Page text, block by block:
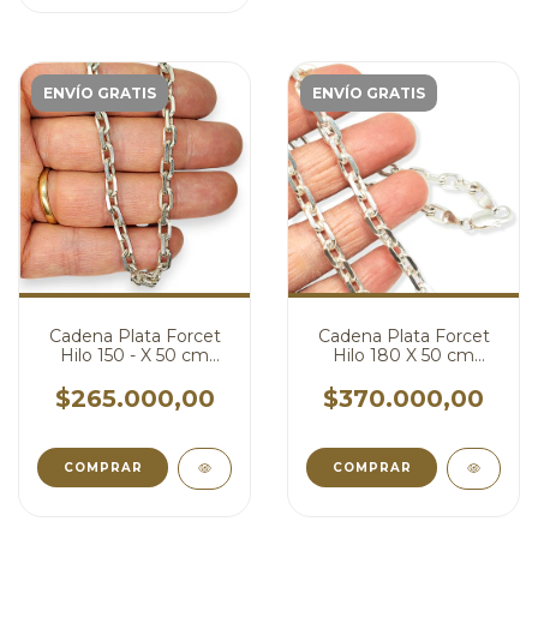
ENVÍO GRATIS
Cadena Plata Forcet
Hilo 150 - X 50 cm
$265.000,00
COMPRAR
ENVÍO GRATIS
Cadena Plata Forcet
Hilo 180 X 50 cm
$370.000,00
COMPRAR